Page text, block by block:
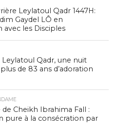
Leylatoul Qadr 1447H:
Gaydel LÔ en
les Disciples
Leylatoul Qadr, une nuit
de 83 ans d’adoration
de Cheikh Ibrahima Fall :
pure à la consécration par